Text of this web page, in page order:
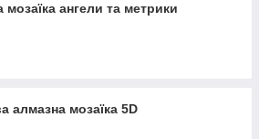
мозаїка ангели та метрики
алмазна мозаїка 5D